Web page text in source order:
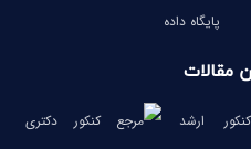
پایگاه داده
مقالات